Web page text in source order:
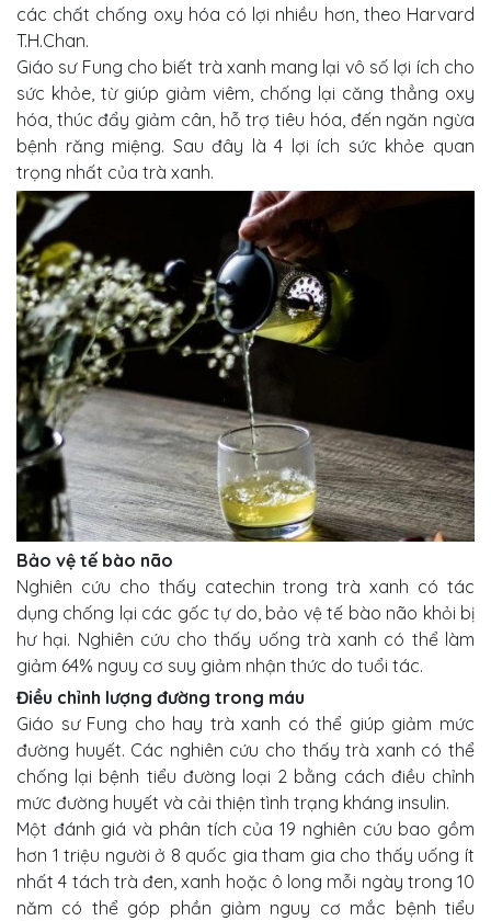
các chất chống oxy hóa có lợi nhiều hơn, theo Harvard
T.H.Chan.
Giáo sư Fung cho biết trà xanh mang lại vô số lợi ích cho
sức khỏe, từ giúp giảm viêm, chống lại căng thẳng oxy
hóa, thúc đẩy giảm cân, hỗ trợ tiêu hóa, đến ngăn ngừa
bệnh răng miệng. Sau đây là 4 lợi ích sức khỏe quan
trọng nhất của trà xanh.
Bảo vệ tế bào não
Nghiên cứu cho thấy catechin trong trà xanh có tác
dụng chống lại các gốc tự do, bảo vệ tế bào não khỏi bị
hư hại. Nghiên cứu cho thấy uống trà xanh có thể làm
giảm 64% nguy cơ suy giảm nhận thức do tuổi tác.
Điều chỉnh lượng đường trong máu
Giáo sư Fung cho hay trà xanh có thể giúp giảm mức
đường huyết. Các nghiên cứu cho thấy trà xanh có thể
chống lại bệnh tiểu đường loại 2 bằng cách điều chỉnh
mức đường huyết và cải thiện tình trạng kháng insulin.
Một đánh giá và phân tích của 19 nghiên cứu bao gồm
hơn 1 triệu người ở 8 quốc gia tham gia cho thấy uống ít
nhất 4 tách trà đen, xanh hoặc ô long mỗi ngày trong 10
năm có thể góp phần giảm nguy cơ mắc bệnh tiểu